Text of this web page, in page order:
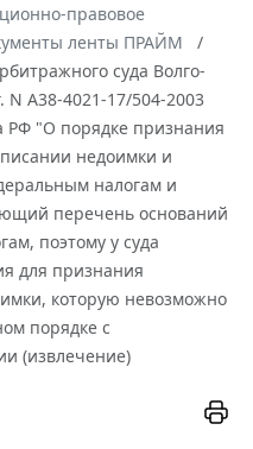
правовое
ленты ПРАЙМ
суда Волго-
N А38-4021-17/504-2003
РФ "О порядке признания
недоимки и
налогам и
перечень оснований
поэтому у суда
для признания
которую невозможно
порядке с
(извлечение)